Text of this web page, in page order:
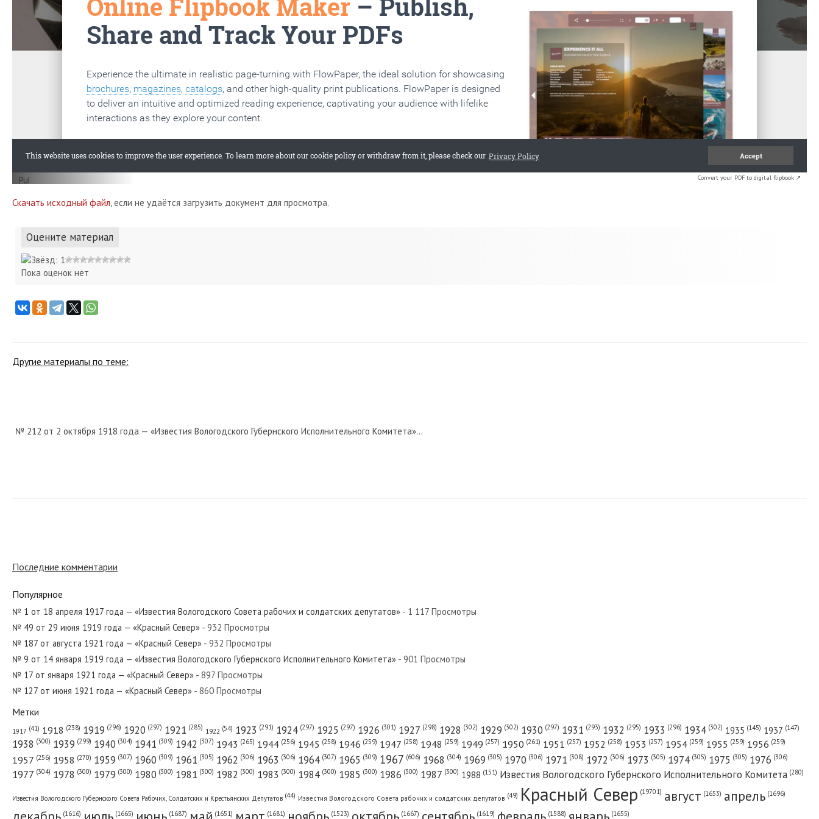
Convert your PDF to digital flipbook ↗
Скачать исходный файл, если не удаётся загрузить документ для просмотра.
Оцените материал
Пока оценок нет
Другие материалы по теме:
№ 212 от 2 октября 1918 года — «Известия Вологодского Губернского Исполнительного Комитета»...
№ 270 от ноября 1925 года — «Красный Север»
№ 295 от декабря 1933 года — «Красный Север»
№ 57 от марта 1935 года — «Красный Север»
Последние комментарии
Популярное
№ 1 от 18 апреля 1917 года — «Известия Вологодского Совета рабочих и солдатских депутатов» - 1 117 Просмотры
№ 49 от 29 июня 1919 года — «Красный Север» - 932 Просмотры
№ 187 от августа 1921 года — «Красный Север» - 932 Просмотры
№ 9 от 14 января 1919 года — «Известия Вологодского Губернского Исполнительного Комитета» - 901 Просмотры
№ 17 от января 1921 года — «Красный Север» - 897 Просмотры
№ 127 от июня 1921 года — «Красный Север» - 860 Просмотры
Метки
1917 (41) 1918 (238) 1919 (296) 1920 (297) 1921 (285) 1922 (54) 1923 (291) 1924 (297) 1925 (297) 1926 (301) 1927 (298) 1928 (302) 1929 (302) 1930 (297) 1931 (293) 1932 (295) 1933 (296) 1934 (302) 1935 (145) 1937 (147)
1938 (300) 1939 (299) 1940 (304) 1941 (309) 1942 (307) 1943 (265) 1944 (256) 1945 (258) 1946 (259) 1947 (258) 1948 (259) 1949 (257) 1950 (261) 1951 (257) 1952 (258) 1953 (257) 1954 (259) 1955 (259) 1956 (259)
1957 (256) 1958 (270) 1959 (307) 1960 (309) 1961 (305) 1962 (306) 1963 (306) 1964 (307) 1965 (309) 1967 (606) 1968 (304) 1969 (305) 1970 (306) 1971 (308) 1972 (306) 1973 (305) 1974 (305) 1975 (305) 1976 (306)
1977 (304) 1978 (300) 1979 (300) 1980 (300) 1981 (300) 1982 (300) 1983 (300) 1984 (300) 1985 (300) 1986 (300) 1987 (300) 1988 (151) Известия Вологодского Губернского Исполнительного Комитета (280)
Известия Вологодского Губернского Совета Рабочих, Солдатских и Крестьянских Депутатов (44) Известия Вологодского Совета рабочих и солдатских депутатов (49) Красный Cевер (19701) август (1653) апрель (1696)
(1616) (1665) (1687) (1651) (1681) (1523) (1667) (1619) (1588) (1655)